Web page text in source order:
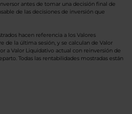
antes de tomar una decisión final de
de las decisiones de inversión que
hacen referencia a los Valores
de la última sesión, y se calculan de Valor
a Valor Liquidativo actual con reinversión de
Todas las rentabilidades mostradas están